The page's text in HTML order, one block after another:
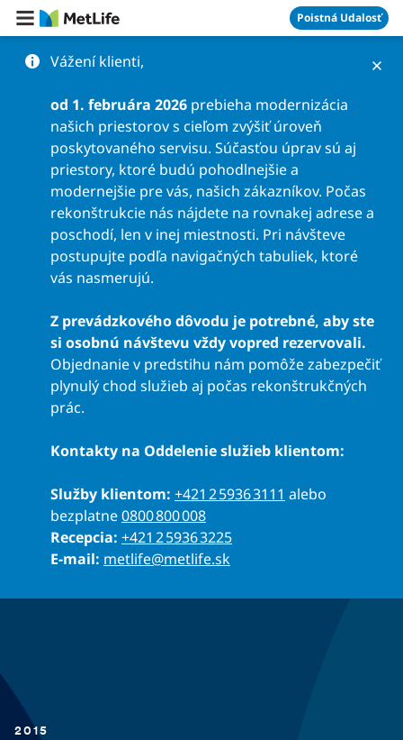
Preskočiť na obsah Poistná Udalosť
Vážení klienti,
od 1. februára 2026 prebieha modernizácia
našich priestorov s cieľom zvýšiť úroveň
poskytovaného servisu. Súčasťou úprav sú aj
priestory, ktoré budú pohodlnejšie a
modernejšie pre vás, našich zákazníkov. Počas
rekonštrukcie nás nájdete na rovnakej adrese a
poschodí, len v inej miestnosti. Pri návšteve
postupujte podľa navigačných tabuliek, ktoré
vás nasmerujú.
Z prevádzkového dôvodu je potrebné, aby ste
si osobnú návštevu vždy vopred rezervovali.
Objednanie v predstihu nám pomôže zabezpečiť
plynulý chod služieb aj počas rekonštrukčných
prác.
Kontakty na Oddelenie služieb klientom:
Služby klientom: +421 2 5936 3111 alebo
bezplatne0800 800 008
Recepcia: +421 2 5936 3225
E-mail: metlife@metlife.sk
2015